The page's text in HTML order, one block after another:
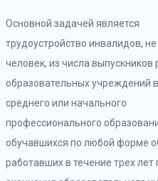
Основной задачей является
трудоустройство инвалидов,
человек, из числа выпускников
образовательных учреждений
среднего или начального
профессионального
обучавшихся по любой форме
работавших в течение трех лет